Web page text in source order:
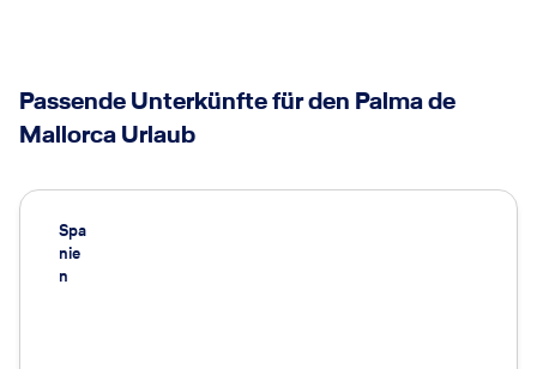
Passende Unterkünfte für den Palma de
Mallorca Urlaub
Spa
nie
n